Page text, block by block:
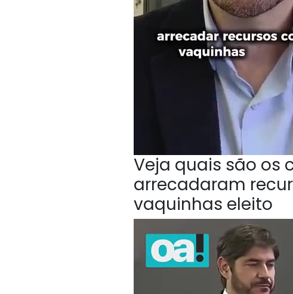
Veja quais são os
arrecadaram
vaquinhas eleito